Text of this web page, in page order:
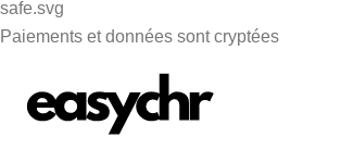
Paiements et données sont cryptées